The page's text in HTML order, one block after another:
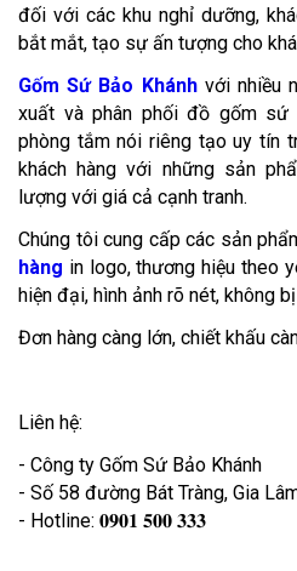
đối với các khu nghỉ dưỡng,
bắt mắt, tạo sự ấn tượng cho
Gốm Sứ Bảo Khánhvới nhiều
xuất và phân phối đồ gốm
phòng tắm nói riêng tạo uy tín
khách hàng với những sản
lượng với giá cả cạnh tranh.
Chúng tôi cung cấp các sản
hàng in logo, thương hiệu theo
hiện đại, hình ảnh rõ nét, không
Đơn hàng càng lớn, chiết khấu
Liên hệ:
- Công ty Gốm Sứ Bảo Khánh
- Số 58 đường Bát Tràng, Gia
- Hotline: 𝟎𝟗𝟎𝟏 𝟓𝟎𝟎 𝟑𝟑𝟑